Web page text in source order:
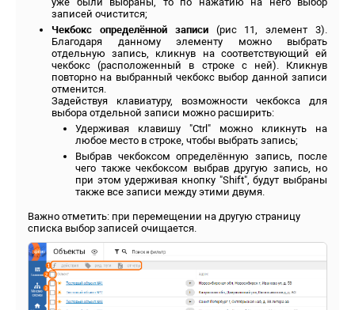
записей очистится;
Чекбокс определённой записи(рис 11, элемент 3).
Благодаря данному элементу можно выбрать
отдельную запись, кликнув на соответствующий ей
чекбокс (расположенный в строке с ней). Кликнув
повторно на выбранный чекбокс выбор данной записи
отменится.
Задействуя клавиатуру, возможности чекбокса для
выбора отдельной записи можно расширить:
Удерживая клавишу "Ctrl" можно кликнуть на
любое место в строке, чтобы выбрать запись;
Выбрав чекбоксом определённую запись, после
чего также чекбоксом выбрав другую запись, но
при этом удерживая кнопку "Shift", будут выбраны
также все записи между этими двумя.
Важно отметить: при перемещении на другую страницу
списка выбор записей очищается.